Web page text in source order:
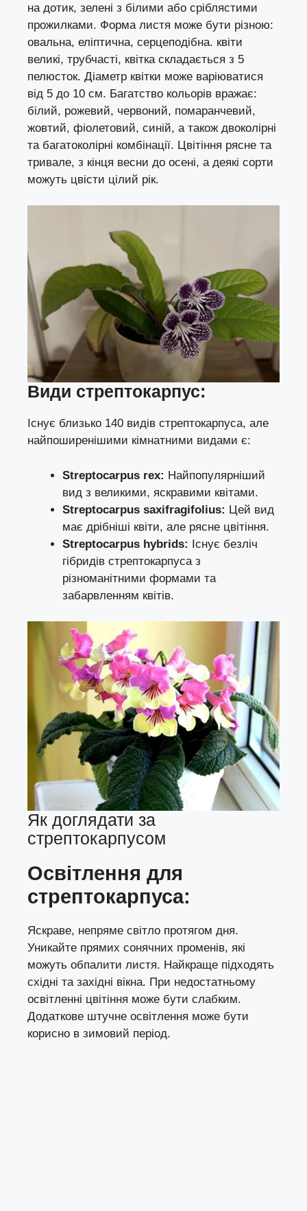
на дотик, зелені з білими або сріблястими
прожилками. Форма листя може бути різною:
овальна, еліптична, серцеподібна. квіти
великі, трубчасті, квітка складається з 5
пелюсток. Діаметр квітки може варіюватися
від 5 до 10 см. Багатство кольорів вражає:
білий, рожевий, червоний, помаранчевий,
жовтий, фіолетовий, синій, а також двоколірні
та багатоколірні комбінації. Цвітіння рясне та
тривале, з кінця весни до осені, а деякі сорти
можуть цвісти цілий рік.
Види стрептокарпус:
Існує близько 140 видів стрептокарпуса, але
найпоширенішими кімнатними видами є:
Streptocarpus rex: Найпопулярніший
вид з великими, яскравими квітами.
Streptocarpus saxifragifolius: Цей вид
має дрібніші квіти, але рясне цвітіння.
Streptocarpus hybrids: Існує безліч
гібридів стрептокарпуса з
різноманітними формами та
забарвленням квітів.
Як доглядати за
стрептокарпусом
Освітлення для
стрептокарпуса:
Яскраве, непряме світло протягом дня.
Уникайте прямих сонячних променів, які
можуть обпалити листя. Найкраще підходять
східні та західні вікна. При недостатньому
освітленні цвітіння може бути слабким.
Додаткове штучне освітлення може бути
корисно в зимовий період.